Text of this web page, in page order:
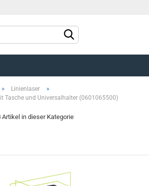
» Linienlaser »
Tasche und Universalhalter (0601065500)
Artikel in dieser Kategorie